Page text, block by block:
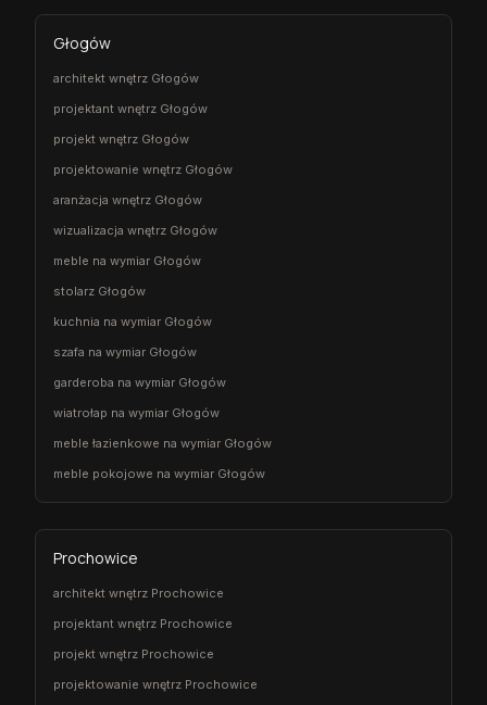
Głogów
architekt wnętrz Głogów
projektant wnętrz Głogów
projekt wnętrz Głogów
projektowanie wnętrz Głogów
aranżacja wnętrz Głogów
wizualizacja wnętrz Głogów
meble na wymiar Głogów
stolarz Głogów
kuchnia na wymiar Głogów
szafa na wymiar Głogów
garderoba na wymiar Głogów
wiatrołap na wymiar Głogów
meble łazienkowe na wymiar Głogów
meble pokojowe na wymiar Głogów
Prochowice
architekt wnętrz Prochowice
projektant wnętrz Prochowice
projekt wnętrz Prochowice
projektowanie wnętrz Prochowice